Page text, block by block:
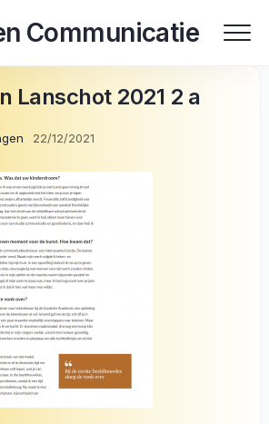
Communicatie
Lanschot 2021 2 a
22/12/2021